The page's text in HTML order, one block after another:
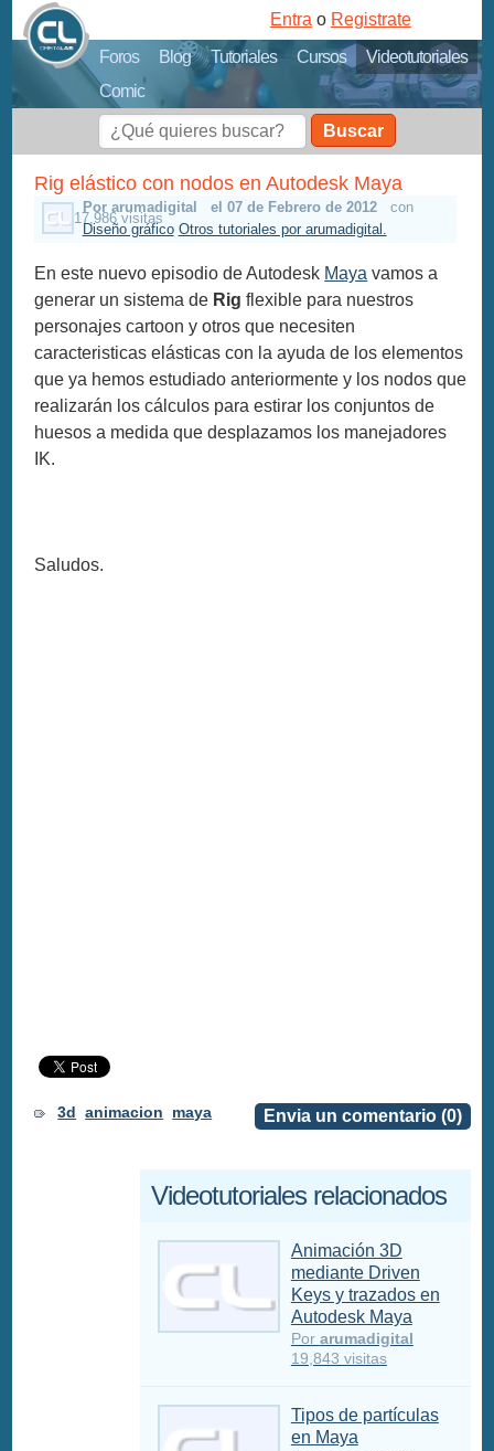
Foros Blog Tutoriales Cursos
Videotutoriales
Comic
Entra o Registrate
Buscar
Rig elástico con nodos en Autodesk Maya
Por arumadigital el 07 de Febrero de 2012 con
17,986 visitas
Diseño gráfico Otros tutoriales por arumadigital.
En este nuevo episodio de Autodesk Maya vamos a
generar un sistema de Rig flexible para nuestros
personajes cartoon y otros que necesiten
caracteristicas elásticas con la ayuda de los elementos
que ya hemos estudiado anteriormente y los nodos que
realizarán los cálculos para estirar los conjuntos de
huesos a medida que desplazamos los manejadores
IK.
Saludos.
Envia un comentario (0)
3d animacion maya
Videotutoriales relacionados
Animación 3D
mediante Driven
Keys y trazados en
Autodesk Maya
Por arumadigital
19,843 visitas
Tipos de partículas
en Maya